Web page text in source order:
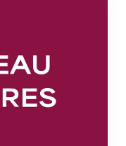
dès le 1er août